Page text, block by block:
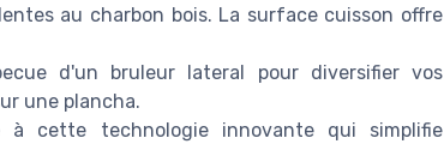
au charbon bois. La surface cuisson offre
d'un bruleur lateral pour diversifier vos
une plancha.
à cette technologie innovante qui simplifie